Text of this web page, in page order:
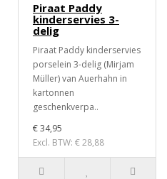
Piraat Paddy
kinderservies 3-
delig
Piraat Paddy kinderservies
porselein 3-delig (Mirjam
Müller) van Auerhahn in
kartonnen
geschenkverpa..
€ 34,95
Excl. BTW: € 28,88